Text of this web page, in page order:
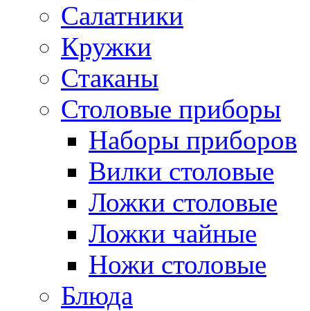
Салатники
Кружки
Стаканы
Столовые приборы
Наборы приборов
Вилки столовые
Ложки столовые
Ложки чайные
Ножи столовые
Блюда